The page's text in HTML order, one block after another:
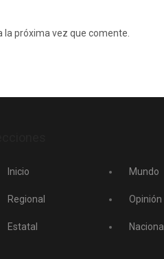
próxima vez que comente.
Inicio
Regional
Estatal
Mundo
Opinión
Nacional